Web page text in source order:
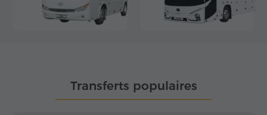
Transferts populaires